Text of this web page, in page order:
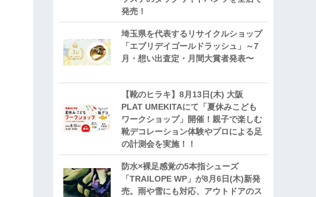
発売！
埼玉県を代表するリサイクルショップ
「エブリデイゴールドラッシュ」～7
月・想い出査定・月間大賞者発表〜
【靴のヒラキ】8月13日(木) 大阪
PLAT UMEKITAにて「夏休みこども
ワークショップ」開催！親子で楽しむ
靴デコレーション体験やプロによる足
の計測会を実施！！
防水×裸足感覚の5本指シューズ
「TRAILOPE WP」が8月6日(木)新発
売。雨や雪にも対応、アウトドアのス